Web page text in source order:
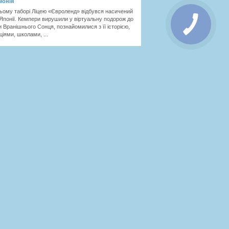
таборі Ліцею «Євроленд» відбувся насичений
Кемпери вирушили у віртуальну подорож до
Вранішнього Сонця, познайомилися з її історією,
школами, ...